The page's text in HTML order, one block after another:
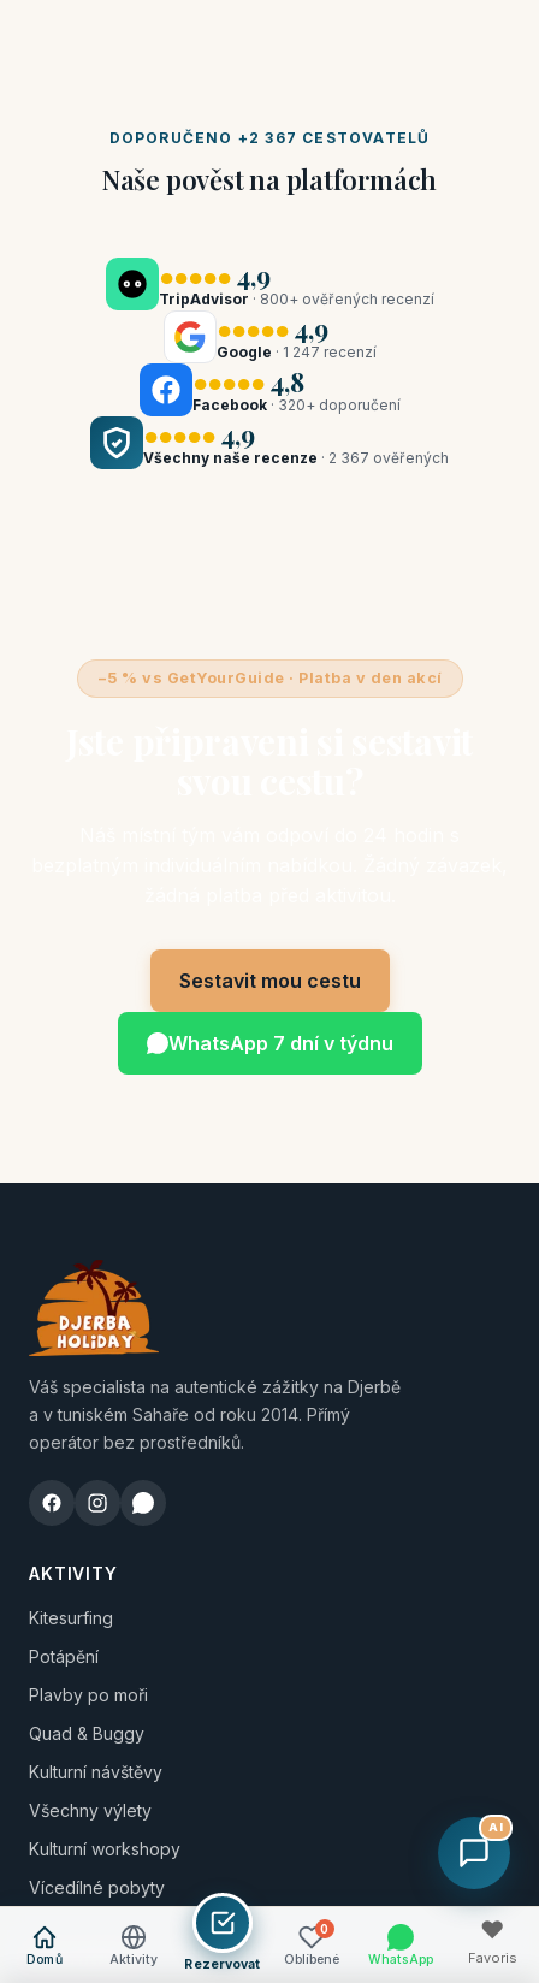
DOPORUČENO +2 367 CESTOVATELŮ
Naše pověst na platformách
●●●●●4,9
TripAdvisor · 800+ ověřených recenzí
●●●●●4,9
Google · 1 247 recenzí
●●●●●4,8
Facebook· 320+ doporučení
●●●●●4,9
Všechny naše recenze · 2 367 ověřených
−5 % vs GetYourGuide · Platba v den akcí
Sestavit mou cestu
WhatsApp 7 dní v týdnu
Váš specialista na autentické zážitky na Djerbě
a v tuniském Sahaře od roku 2014. Přímý
operátor bez prostředníků.
AKTIVITY
Kitesurfing
Potápění
Plavby po moři
Quad & Buggy
Kulturní návštěvy
Všechny výlety
Kulturní workshopy
Vícedílné pobyty
DESTINACE
Domů Aktivity Rezervovat
0
Oblíbené WhatsApp
♥
Favoris
AI